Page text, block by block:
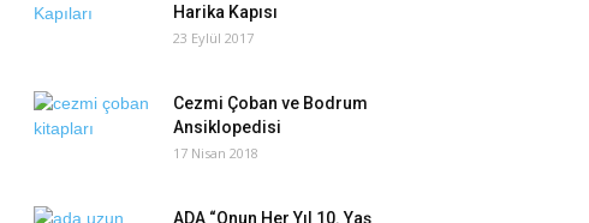
Harika Kapısı
23 Eylül 2017
Cezmi Çoban ve Bodrum
Ansiklopedisi
17 Nisan 2018
ADA “Onun Her Yıl 10. Yaş